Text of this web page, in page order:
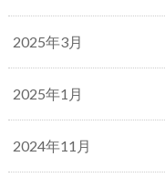
2025年3月
2025年1月
2024年11月